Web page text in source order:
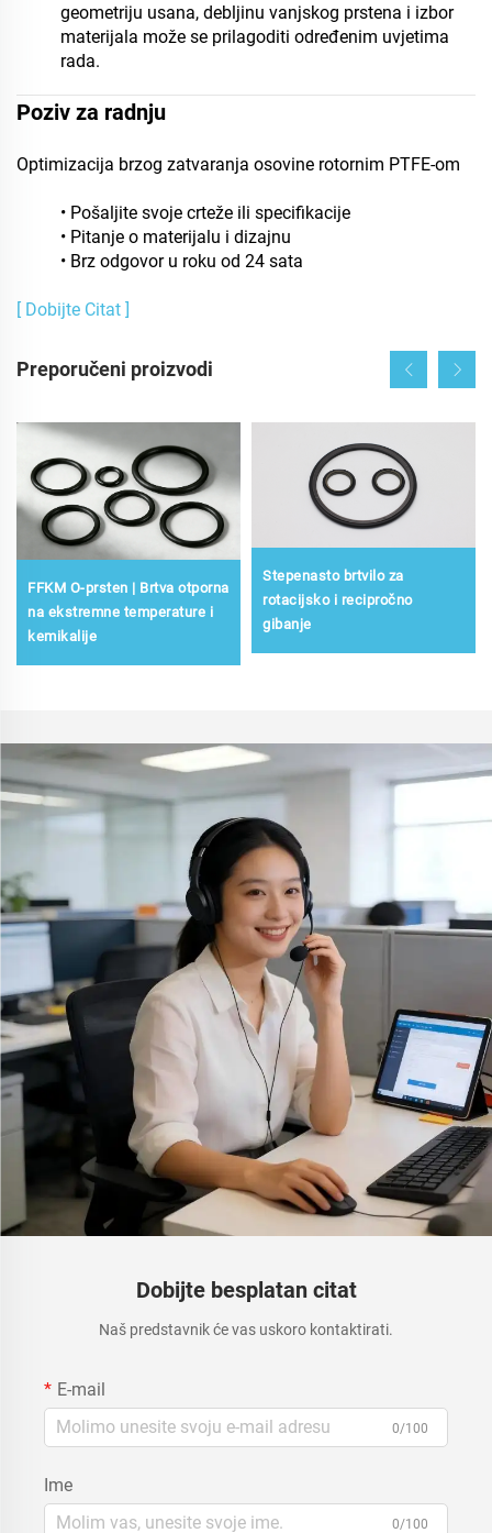
geometriju usana, debljinu vanjskog prstena i izbor
materijala može se prilagoditi određenim uvjetima
rada.
Poziv za radnju
Optimizacija brzog zatvaranja osovine rotornim PTFE-om
• Pošaljite svoje crteže ili specifikacije
• Pitanje o materijalu i dizajnu
• Brz odgovor u roku od 24 sata
[ Dobijte Citat ]
Preporučeni proizvodi
FFKM O-prsten | Brtva otporna
na ekstremne temperature i
kemikalije
Stepenasto brtvilo za
rotacijsko i recipročno
gibanje
Dobijte besplatan citat
Naš predstavnik će vas uskoro kontaktirati.
E-mail
0/100
Ime
0/100